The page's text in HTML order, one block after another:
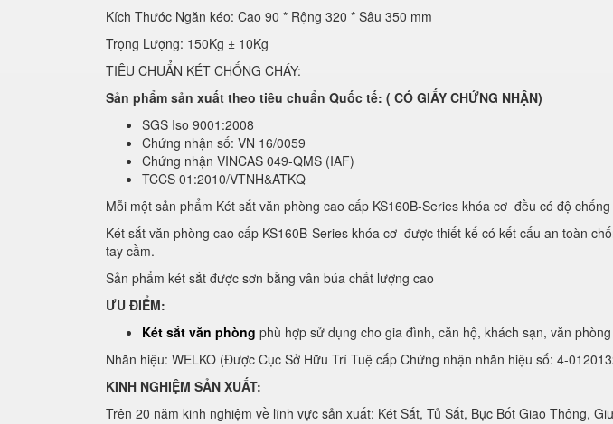
Kích Thước Ngăn kéo: Cao 90 * Rộng 320 * Sâu 350 mm
Trọng Lượng: 150Kg ± 10Kg
TIÊU CHUẨN KÉT CHỐNG CHÁY:
Sản phẩm sản xuất theo tiêu chuẩn Quốc tế: ( CÓ GIẤY CHỨNG NHẬN)
SGS Iso 9001:2008
Chứng nhận số: VN 16/0059
Chứng nhận VINCAS 049-QMS (IAF)
TCCS 01:2010/VTNH&ATKQ
Mỗi một sản phẩm Két sắt văn phòng cao cấp KS160B-Series khóa cơ đều có độ
Két sắt văn phòng cao cấp KS160B-Series khóa cơ được thiết kế có kết cấu an toàn
tay cầm.
Sản phẩm két sắt được sơn bằng vân búa chất lượng cao
ƯU ĐIỂM:
Két sắt văn phòng phù hợp sử dụng cho gia đình, căn hộ, khách sạn, văn phòng
Nhãn hiệu: WELKO (Được Cục Sở Hữu Trí Tuệ cấp Chứng nhận nhãn hiệu số: 4-
KINH NGHIỆM SẢN XUẤT:
Trên 20 năm kinh nghiệm về lĩnh vực sản xuất: Két Sắt, Tủ Sắt, Bục Bốt Giao Thông,